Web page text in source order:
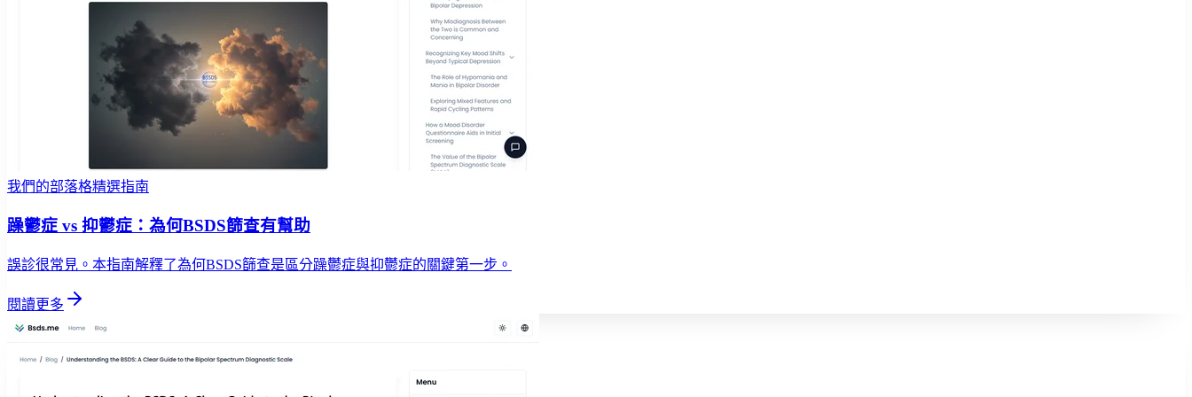
我們的部落格精選指南
躁鬱症 vs 抑鬱症：為何BSDS篩查有幫助
誤診很常見。本指南解釋了為何BSDS篩查是區分躁鬱症與抑鬱症的關鍵第一步。
閱讀更多